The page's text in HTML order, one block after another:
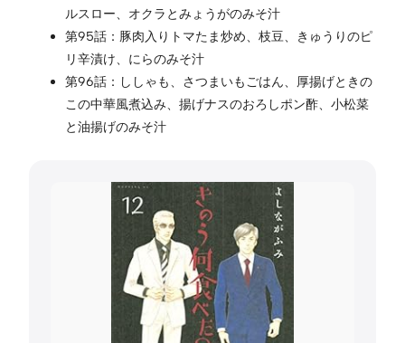
ルスロー、オクラとみょうがのみそ汁
第95話：豚肉入りトマたま炒め、枝豆、きゅうりのピ
リ辛漬け、にらのみそ汁
第96話：ししゃも、さつまいもごはん、厚揚げときの
この中華風煮込み、揚げナスのおろしポン酢、小松菜
と油揚げのみそ汁